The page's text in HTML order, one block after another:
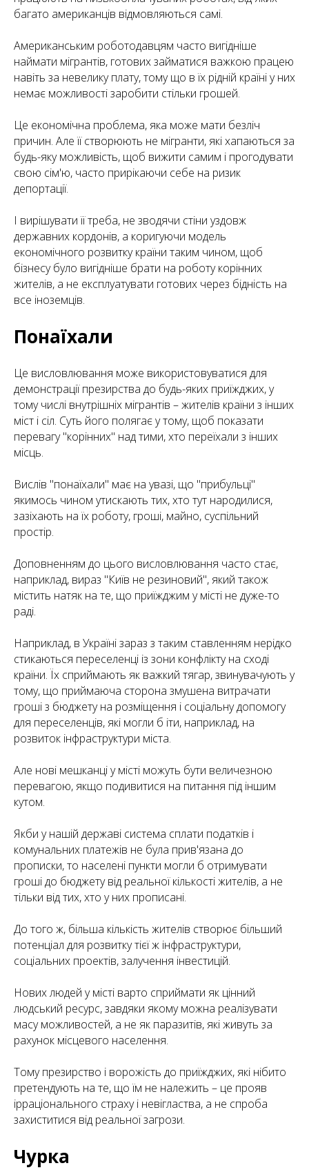
багато американців відмовляються самі.
Американським роботодавцям часто вигідніше
наймати мігрантів, готових займатися важкою працею
навіть за невелику плату, тому що в їх рідній країні у них
немає можливості заробити стільки грошей.
Це економічна проблема, яка може мати безліч
причин. Але її створюють не мігранти, які хапаються за
будь-яку можливість, щоб вижити самим і прогодувати
свою сім'ю, часто прирікаючи себе на ризик
депортації.
І вирішувати її треба, не зводячи стіни уздовж
державних кордонів, а коригуючи модель
економічного розвитку країни таким чином, щоб
бізнесу було вигідніше брати на роботу корінних
жителів, а не експлуатувати готових через бідність на
все іноземців.
Понаїхали
Це висловлювання може використовуватися для
демонстрації презирства до будь-яких приїжджих, у
тому числі внутрішніх мігрантів – жителів країни з інших
міст і сіл. Суть його полягає у тому, щоб показати
перевагу "корінних" над тими, хто переїхали з інших
місць.
Вислів "понаїхали" має на увазі, що "прибульці"
якимось чином утискають тих, хто тут народилися,
зазіхають на їх роботу, гроші, майно, суспільний
простір.
Доповненням до цього висловлювання часто стає,
наприклад, вираз "Київ не резиновий", який також
містить натяк на те, що приїжджим у місті не дуже-то
раді.
Наприклад, в Україні зараз з таким ставленням нерідко
стикаються переселенці із зони конфлікту на сході
країни. Їх сприймають як важкий тягар, звинувачують у
тому, що приймаюча сторона змушена витрачати
гроші з бюджету на розміщення і соціальну допомогу
для переселенців, які могли б іти, наприклад, на
розвиток інфраструктури міста.
Але нові мешканці у місті можуть бути величезною
перевагою, якщо подивитися на питання під іншим
кутом.
Якби у нашій державі система сплати податків і
комунальних платежів не була прив'язана до
прописки, то населені пункти могли б отримувати
гроші до бюджету від реальної кількості жителів, а не
тільки від тих, хто у них прописані.
До того ж, більша кількість жителів створює більший
потенціал для розвитку тієї ж інфраструктури,
соціальних проектів, залучення інвестицій.
Нових людей у місті варто сприймати як цінний
людський ресурс, завдяки якому можна реалізувати
масу можливостей, а не як паразитів, які живуть за
рахунок місцевого населення.
Тому презирство і ворожість до приїжджих, які нібито
претендують на те, що їм не належить – це прояв
ірраціонального страху і невігластва, а не спроба
захиститися від реальної загрози.
Чурка